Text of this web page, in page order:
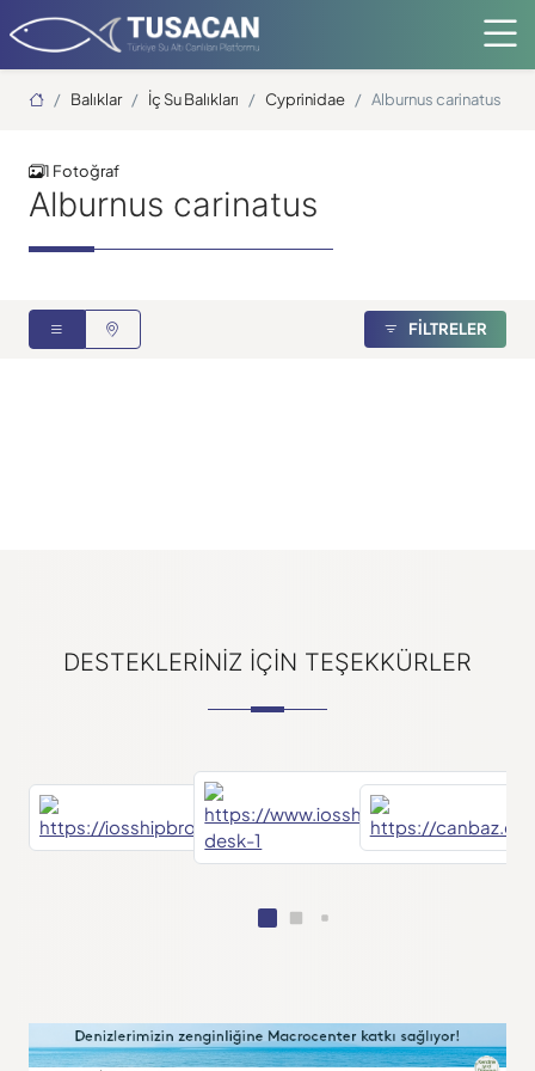
Ana Sayfa
Balıklar İç Su Balıkları Cyprinidae Alburnus carinatus
1 Fotoğraf
Alburnus carinatus
FİLTRELER
Tolga Taymaz
DESTEKLERINIZ IÇIN TEŞEKKÜRLER